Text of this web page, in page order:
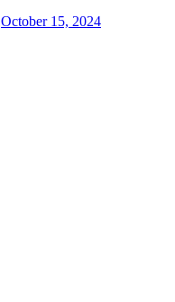
October 15, 2024